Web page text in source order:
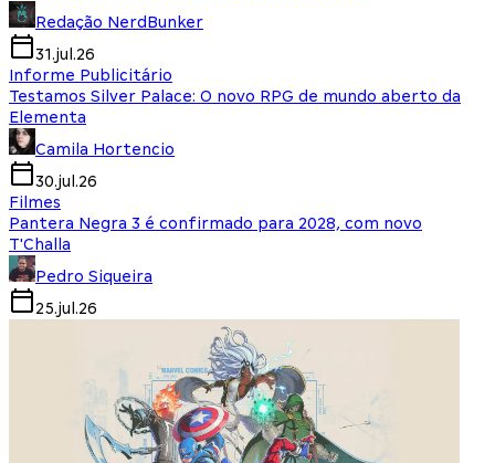
Redação NerdBunker
31.jul.26
Informe Publicitário
Testamos Silver Palace: O novo RPG de mundo aberto da
Elementa
Camila Hortencio
30.jul.26
Filmes
Pantera Negra 3 é confirmado para 2028, com novo
T'Challa
Pedro Siqueira
25.jul.26